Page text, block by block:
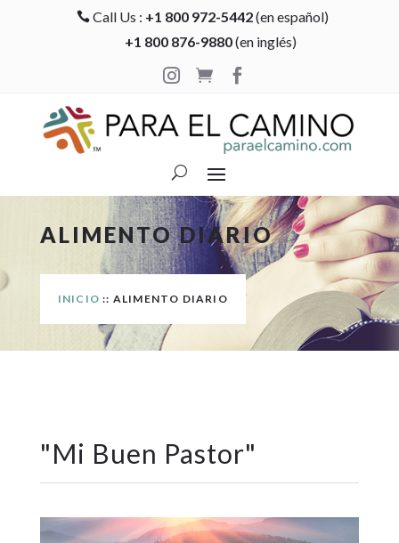
 Call Us : +1 800 972-5442(en español)
+1 800 876-9880(en inglés)

 
ALIMENTO DIARIO
INICIO :: ALIMENTO DIARIO
"Mi Buen Pastor"